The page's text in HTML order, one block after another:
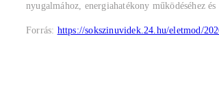
nyugalmához, energiahatékony működéséhez
Forrás: https://sokszinuvidek.24.hu/eletmod/